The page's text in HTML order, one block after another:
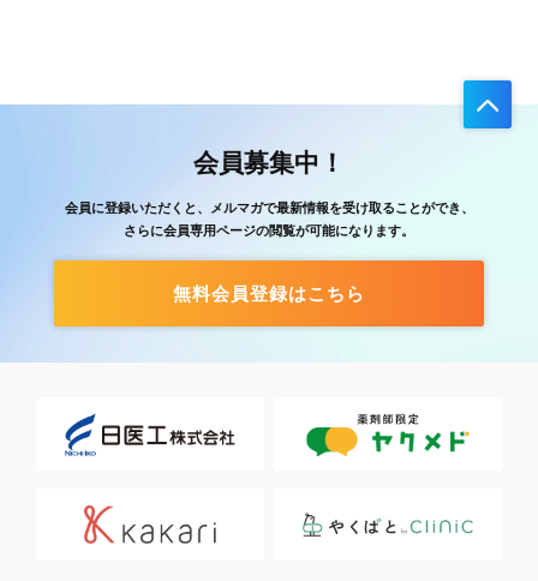
会員募集中！
会員に登録いただくと、メルマガで最新情報を受け取ることができ、
さらに会員専用ページの閲覧が可能になります。
無料会員登録はこちら